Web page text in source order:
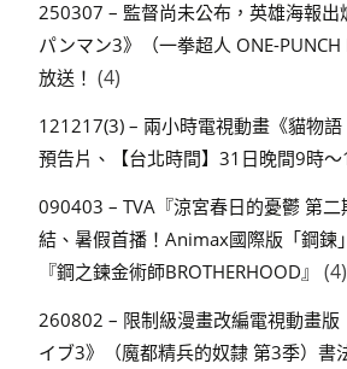
250307 – 監督尚未公布，英雄海報出
パンマン3》（一拳超人 ONE-
放送！ (4)
121217(3) – 兩小時電視動畫《貓物
預告片、【台北時間】31日晚間9時～
090403 – TVA『涼宮春日的憂鬱 第
結、暑假首播！Animax國際版「鋼鍊
『鋼之鍊金術師BROTHERHOOD』
(4)
260802 – 限制級漫畫改編電視動畫版
イブ3》（魔都精兵的奴隸 第3季）書